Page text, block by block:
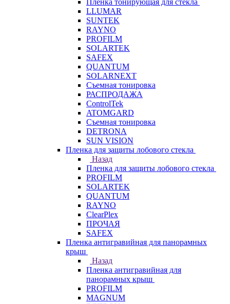
Пленка тонирующая для стекла
LLUMAR
SUNTEK
RAYNO
PROFILM
SOLARTEK
SAFEX
QUANTUM
SOLARNEXT
Съемная тонировка
РАСПРОДАЖА
ControlTek
ATOMGARD
Съемная тонировка
DETRONA
SUN VISION
Пленка для защиты лобового стекла
Назад
Пленка для защиты лобового стекла
PROFILM
SOLARTEK
QUANTUM
RAYNO
ClearPlex
ПРОЧАЯ
SAFEX
Пленка антигравийная для панорамных
крыш
Назад
Пленка антигравийная для
панорамных крыш
PROFILM
MAGNUM